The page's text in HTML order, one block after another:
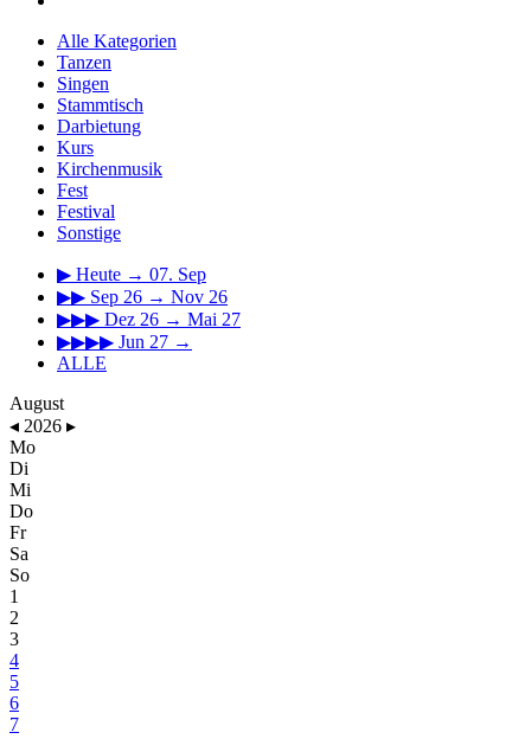
Alle Kategorien
Tanzen
Singen
Stammtisch
Darbietung
Kurs
Kirchenmusik
Fest
Festival
Sonstige
▶ Heute → 07. Sep
▶▶ Sep 26 → Nov 26
▶▶▶ Dez 26 → Mai 27
▶▶▶▶ Jun 27 →
ALLE
August
◂ 2026 ▸
Mo
Di
Mi
Do
Fr
Sa
So
1
2
3
4
5
6
7